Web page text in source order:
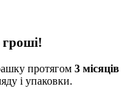
гроші!
протягом 3 місяців
і упаковки.